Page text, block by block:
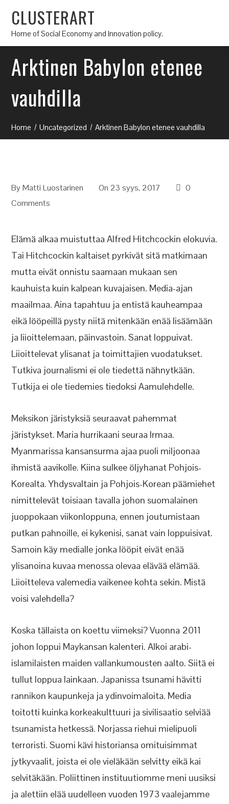
CLUSTERART
Home of Social Economy and Innovation policy.
Arktinen Babylon etenee
vauhdilla
Home Uncategorized Arktinen Babylon etenee vauhdilla
ByMatti Luostarinen On 23 syys, 2017
0
Comments
Elämä alkaa muistuttaa Alfred Hitchcockin elokuvia.
Tai Hitchcockin kaltaiset pyrkivät sitä matkimaan
mutta eivät onnistu saamaan mukaan sen
kauhuista kuin kalpean kuvajaisen. Media-ajan
maailmaa. Aina tapahtuu ja entistä kauheampaa
eikä lööpeillä pysty niitä mitenkään enää lisäämään
ja liioittelemaan, päinvastoin. Sanat loppuivat.
Liioittelevat ylisanat ja toimittajien vuodatukset.
Tutkiva journalismi ei ole tiedettä nähnytkään.
Tutkija ei ole tiedemies tiedoksi Aamulehdelle.
Meksikon järistyksiä seuraavat pahemmat
järistykset. Maria hurrikaani seuraa Irmaa.
Myanmarissa kansansurma ajaa puoli miljoonaa
ihmistä aavikolle. Kiina sulkee öljyhanat Pohjois-
Korealta. Yhdysvaltain ja Pohjois-Korean päämiehet
nimittelevät toisiaan tavalla johon suomalainen
juoppokaan viikonloppuna, ennen joutumistaan
putkan pahnoille, ei kykenisi, sanat vain loppuisivat.
Samoin käy medialle jonka lööpit eivät enää
ylisanoina kuvaa menossa olevaa elävää elämää.
Liioitteleva valemedia vaikenee kohta sekin. Mistä
voisi valehdella?
Koska tällaista on koettu viimeksi? Vuonna 2011
johon loppui Maykansan kalenteri. Alkoi arabi-
islamilaisten maiden vallankumousten aalto. Siitä ei
tullut loppua lainkaan. Japanissa tsunami hävitti
rannikon kaupunkeja ja ydinvoimaloita. Media
toitotti kuinka korkeakulttuuri ja sivilisaatio selviää
tsunamista hetkessä. Norjassa riehui mielipuoli
terroristi. Suomi kävi historiansa omituisimmat
jytkyvaalit, joista ei ole vieläkään selvitty eikä kai
selvitäkään. Poliittinen instituutiomme meni uusiksi
ja alettiin elää uudelleen vuoden 1973 vaalejamme